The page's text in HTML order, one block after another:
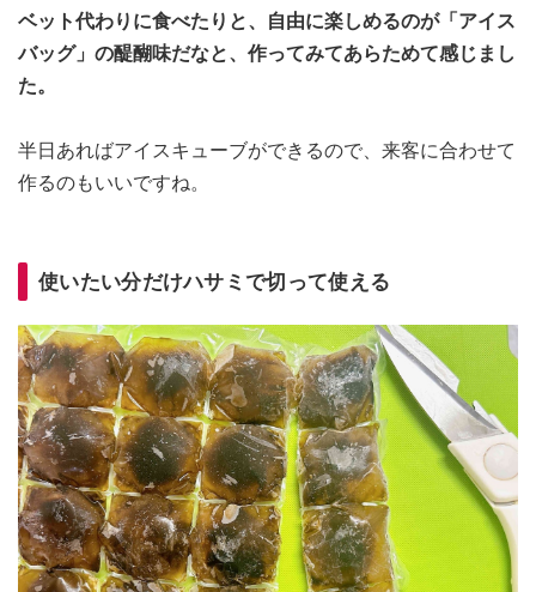
ベット代わりに食べたりと、自由に楽しめるのが「アイス
バッグ」の醍醐味だなと、作ってみてあらためて感じまし
た。
半日あればアイスキューブができるので、来客に合わせて
作るのもいいですね。
使いたい分だけハサミで切って使える